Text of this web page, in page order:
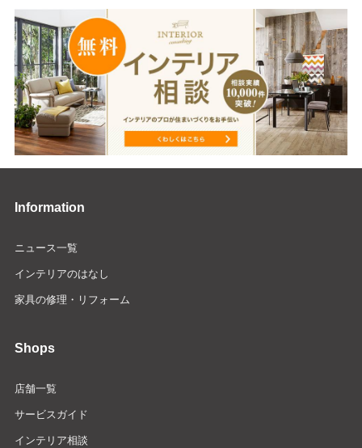
Information
ニュース一覧
インテリアのはなし
家具の修理・リフォーム
Shops
店舗一覧
サービスガイド
インテリア相談